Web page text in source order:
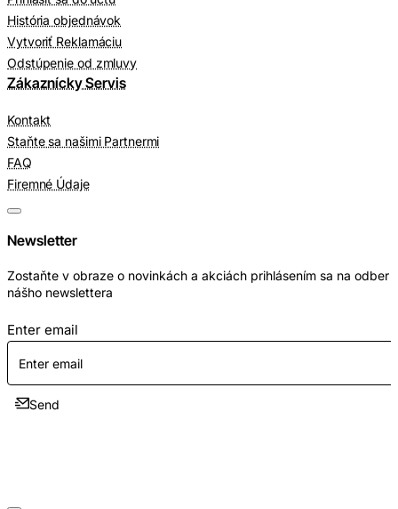
História objednávok
Vytvoriť Reklamáciu
Odstúpenie od zmluvy
Zákaznícky Servis
Kontakt
Staňte sa našimi Partnermi
FAQ
Firemné Údaje
Newsletter
Zostaňte v obraze o novinkách a akciách prihlásením sa na odber
nášho newslettera
Enter email
Send